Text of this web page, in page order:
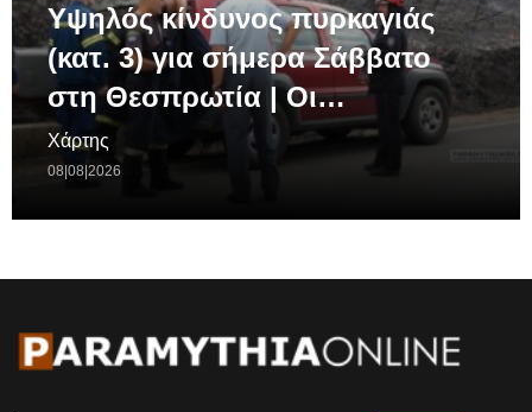
Υψηλός κίνδυνος πυρκαγιάς
(κατ. 3) για σήμερα Σάββατο
στη Θεσπρωτία | Οι…
Χάρτης
08|08|2026